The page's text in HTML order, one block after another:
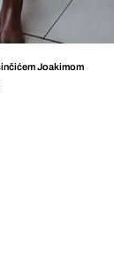
Joakimom